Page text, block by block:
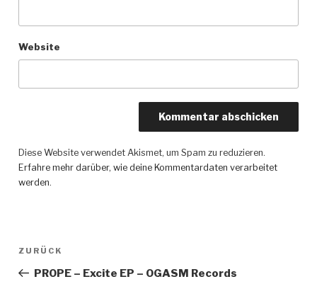
Website
Diese Website verwendet Akismet, um Spam zu reduzieren.
Erfahre mehr darüber, wie deine Kommentardaten verarbeitet
werden.
Beitragsnavigation
Vorheriger
ZURÜCK
PROPE – Excite EP – OGASM Records